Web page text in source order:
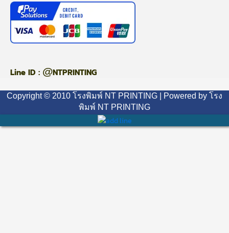
Line ID : @NTPRINTING
Copyright © 2010 โรงพิมพ์ NT PRINTING | Powered by โรง
พิมพ์ NT PRINTING